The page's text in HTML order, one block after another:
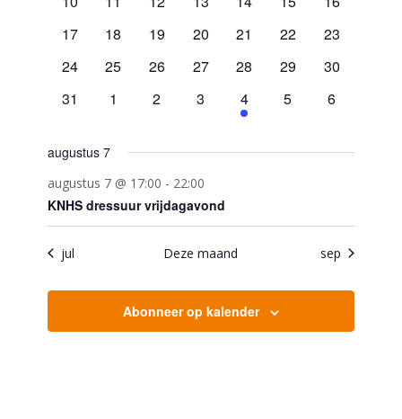
0
17
0
18
0
19
0
20
0
21
0
22
0
23
0
24
0
25
0
26
0
27
0
28
0
29
0
30
0
31
0
1
0
2
0
evenementen
3
1
evenement
4
0
5
0
6
augustus 7
augustus 7 @ 17:00 - 22:00
KNHS dressuur vrijdagavond
jul Deze maand sep
Abonneer op kalender